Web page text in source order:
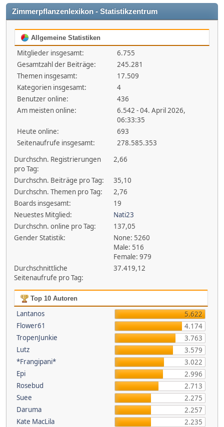
Zimmerpflanzenlexikon - Statistikzentrum
Allgemeine Statistiken
Mitglieder insgesamt:
6.755
Gesamtzahl der Beiträge:
245.281
Themen insgesamt:
17.509
Kategorien insgesamt:
4
Benutzer online:
436
Am meisten online:
6.542 - 04. April 2026,
06:33:35
Heute online:
693
Seitenaufrufe insgesamt:
278.585.353
Durchschn. Registrierungen
pro Tag:
2,66
Durchschn. Beiträge pro Tag:
35,10
Durchschn. Themen pro Tag:
2,76
Boards insgesamt:
19
Neuestes Mitglied:
Nati23
Durchschn. online pro Tag:
137,05
Gender Statistik:
None: 5260
Male: 516
Female: 979
Durchschnittliche
Seitenaufrufe pro Tag:
37.419,12
Top 10 Autoren
Lantanos
5.622
Flower61
4.174
TropenJunkie
3.763
Lutz
3.579
*Frangipani*
3.022
Epi
2.996
Rosebud
2.713
Suee
2.275
Daruma
2.257
Kate MacLila
2.235